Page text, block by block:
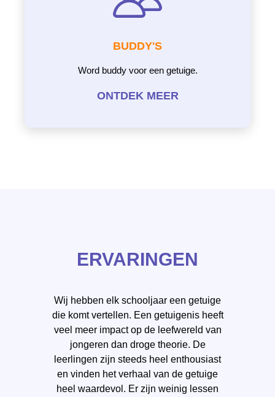
BUDDY'S
Word buddy voor een getuige.
ONTDEK MEER
ERVARINGEN
Wij hebben elk schooljaar een getuige
die komt vertellen. Een getuigenis heeft
veel meer impact op de leefwereld van
jongeren dan droge theorie. De
leerlingen zijn steeds heel enthousiast
en vinden het verhaal van de getuige
heel waardevol. Er zijn weinig lessen